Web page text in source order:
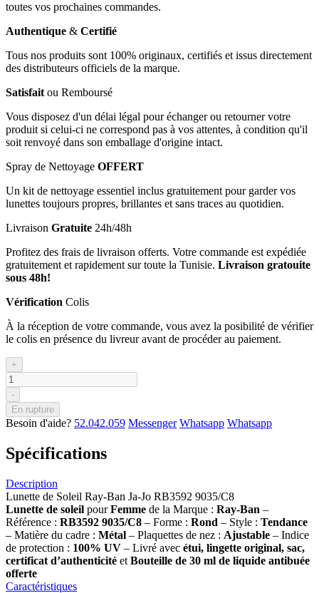
toutes vos prochaines commandes.
Authentique & Certifié
Tous nos produits sont 100% originaux, certifiés et issus directement
des distributeurs officiels de la marque.
Satisfait ou Remboursé
Vous disposez d'un délai légal pour échanger ou retourner votre
produit si celui-ci ne correspond pas à vos attentes, à condition qu'il
soit renvoyé dans son emballage d'origine intact.
Spray de Nettoyage OFFERT
Un kit de nettoyage essentiel inclus gratuitement pour garder vos
lunettes toujours propres, brillantes et sans traces au quotidien.
Livraison Gratuite 24h/48h
Profitez des frais de livraison offerts. Votre commande est expédiée
gratuitement et rapidement sur toute la Tunisie. Livraison gratouite
sous 48h!
Vérification Colis
À la réception de votre commande, vous avez la posibilité de vérifier
le colis en présence du livreur avant de procéder au paiement.
+
-
En rupture
Besoin d'aide? 52.042.059 Messenger Whatsapp Whatsapp
Spécifications
Description
Lunette de Soleil Ray-Ban Ja-Jo RB3592 9035/C8
Lunette de soleil pourFemme de la Marque : Ray-Ban –
Référence : RB3592 9035/C8 – Forme : Rond – Style : Tendance
– Matière du cadre : Métal – Plaquettes de nez : Ajustable – Indice
de protection : 100% UV – Livré avec étui, lingette original, sac,
certificat d’authenticité et Bouteille de 30 ml de liquide antibuée
offerte
Caractéristiques